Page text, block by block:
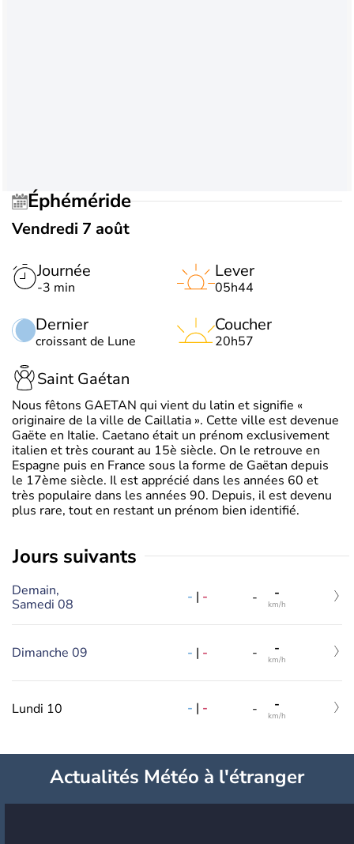
Éphéméride
Vendredi 7 août
Journée
-3 min
Dernier
croissant de Lune
Lever
05h44
Coucher
20h57
Saint Gaétan
Nous fêtons GAETAN qui vient du latin et signifie «
originaire de la ville de Caillatia ». Cette ville est devenue
Gaëte en Italie. Caetano était un prénom exclusivement
italien et très courant au 15è siècle. On le retrouve en
Espagne puis en France sous la forme de Gaëtan depuis
le 17ème siècle. Il est apprécié dans les années 60 et
très populaire dans les années 90. Depuis, il est devenu
plus rare, tout en restant un prénom bien identifié.
jours suivants
Demain,
Samedi 08
- | - - -
km/h
Dimanche 09 - | - - -
km/h
Lundi 10 - | - - -
km/h
Actualités Météo à l'étranger